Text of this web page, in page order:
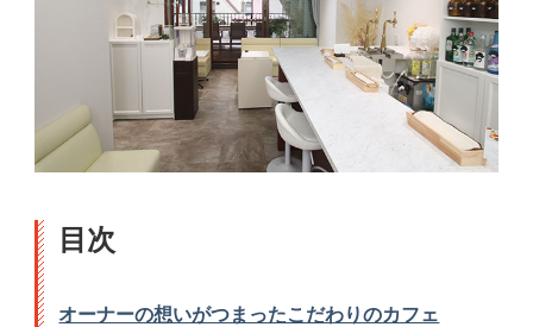
目次
オーナーの想いがつまったこだわりのカフェ